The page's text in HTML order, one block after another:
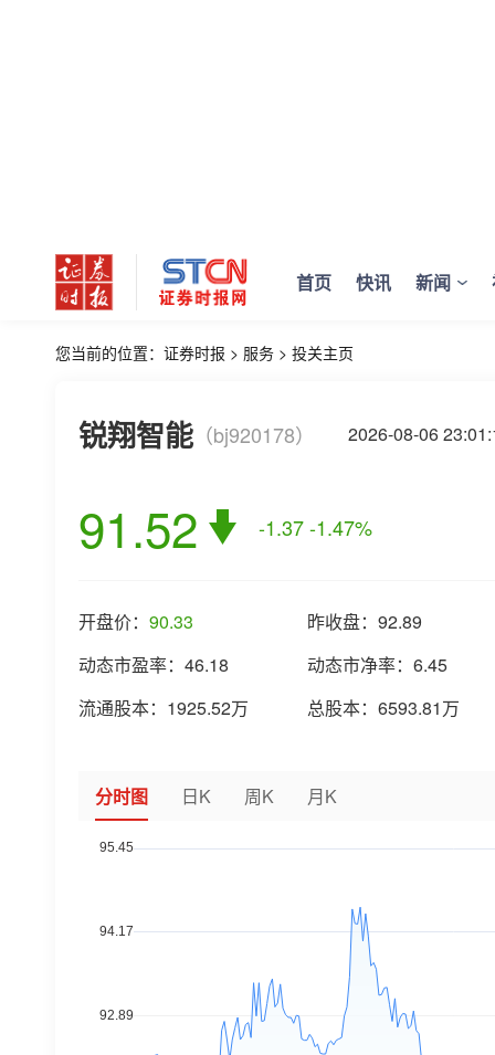
首页 快讯 新闻
您当前的位置： 证券时报 > 服务 > 投关主页
锐翔智能 （bj920178） 2026-08-06
91.52 -1.37-1.47%
开盘价： 90.33 昨收盘： 92.89
动态市盈率： 46.18 动态市净率： 6.45
流通股本： 1925.52万 总股本： 6593.81万
分时图 日K 周K 月K